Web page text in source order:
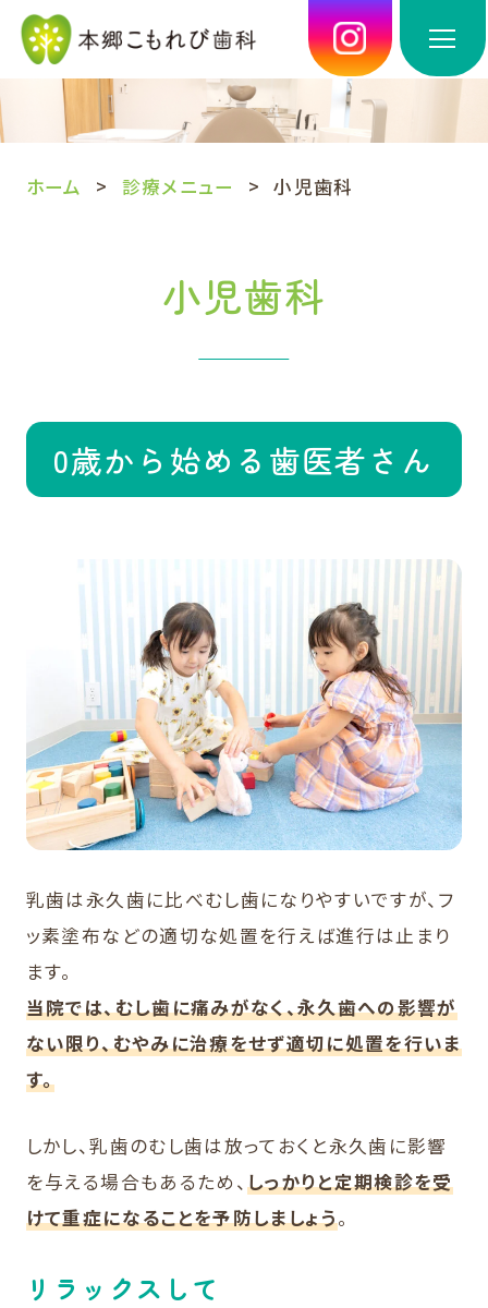
ホーム 診療メニュー 小児歯科
小児歯科
0歳から始める歯医者さん
乳歯は永久歯に比べむし歯になりやすいですが、フ
ッ素塗布などの適切な処置を行えば進行は止まり
ます。
当院では、むし歯に痛みがなく、永久歯への影響が
ない限り、むやみに治療をせず適切に処置を行いま
す。
しかし、乳歯のむし歯は放っておくと永久歯に影響
を与える場合もあるため、しっかりと定期検診を受
けて重症になることを予防しましょう。
リラックスして